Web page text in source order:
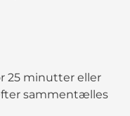
25 minutter eller
sammentælles